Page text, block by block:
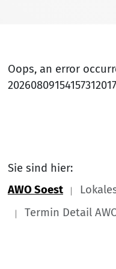
Oops, an error
Sie sind hier:
AWO Soest
Termin Detail